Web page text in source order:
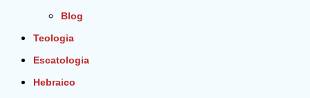
Blog
Teologia
Escatologia
Hebraico